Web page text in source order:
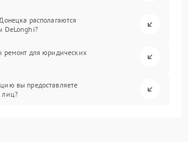
располагаются
DeLonghi?
ремонт для юридических
вы предоставляете
лиц?